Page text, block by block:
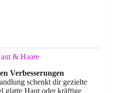
& Haare
Verbesserungen
schenkt dir gezielte
glatte Haut oder kräftige